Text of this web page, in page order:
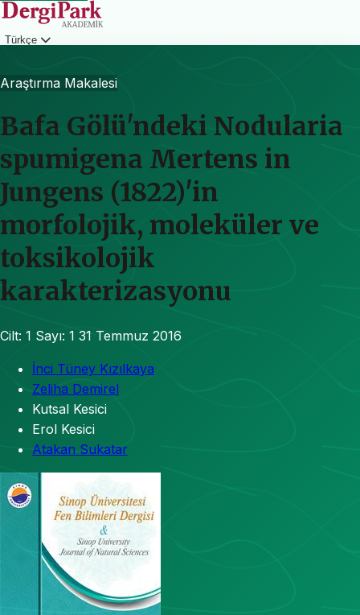
Türkçe
Araştırma Makalesi
Bafa Gölü'ndeki Nodularia
spumigena Mertens in
Jungens (1822)'in
morfolojik, moleküler ve
toksikolojik
karakterizasyonu
Cilt: 1 Sayı: 1 31 Temmuz 2016
İnci Tüney Kızılkaya
Zeliha Demirel
Kutsal Kesici
Erol Kesici
Atakan Sukatar